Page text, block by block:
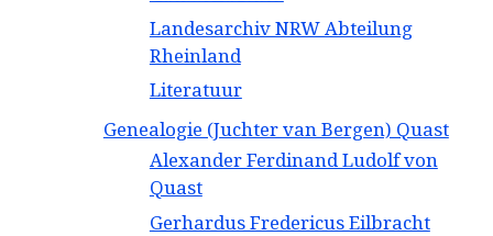
Landesarchiv NRW Abteilung
Rheinland
Literatuur
Genealogie (Juchter van Bergen) Quast
Alexander Ferdinand Ludolf von
Quast
Gerhardus Fredericus Eilbracht